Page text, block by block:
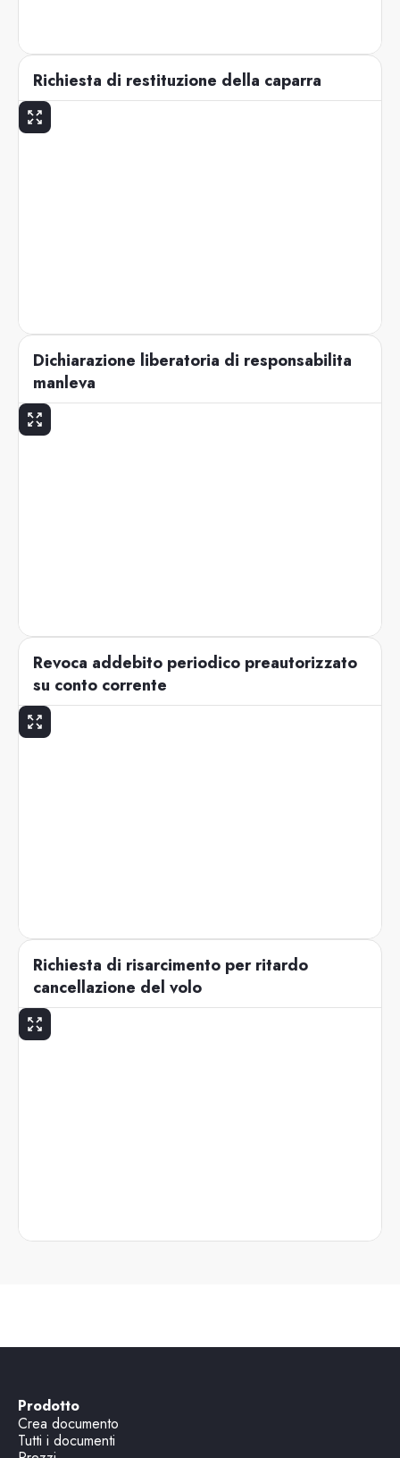
Richiesta di restituzione della caparra
Dichiarazione liberatoria di responsabilita
manleva
Revoca addebito periodico preautorizzato
su conto corrente
Richiesta di risarcimento per ritardo
cancellazione del volo
Prodotto
Crea documento
Tutti i documenti